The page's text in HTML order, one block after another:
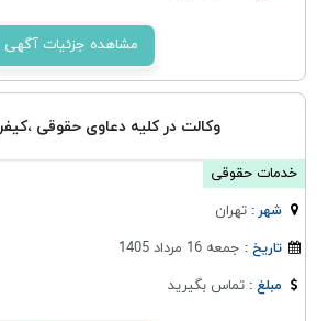
مشاهده جزئیات آگهی
وکالت در کلیه دعاوی حقوقی
خدمات حقوقی
شهر :تهران
تاریخ : جمعه 16 مرداد 1405
مبلغ :تماس بگیرید